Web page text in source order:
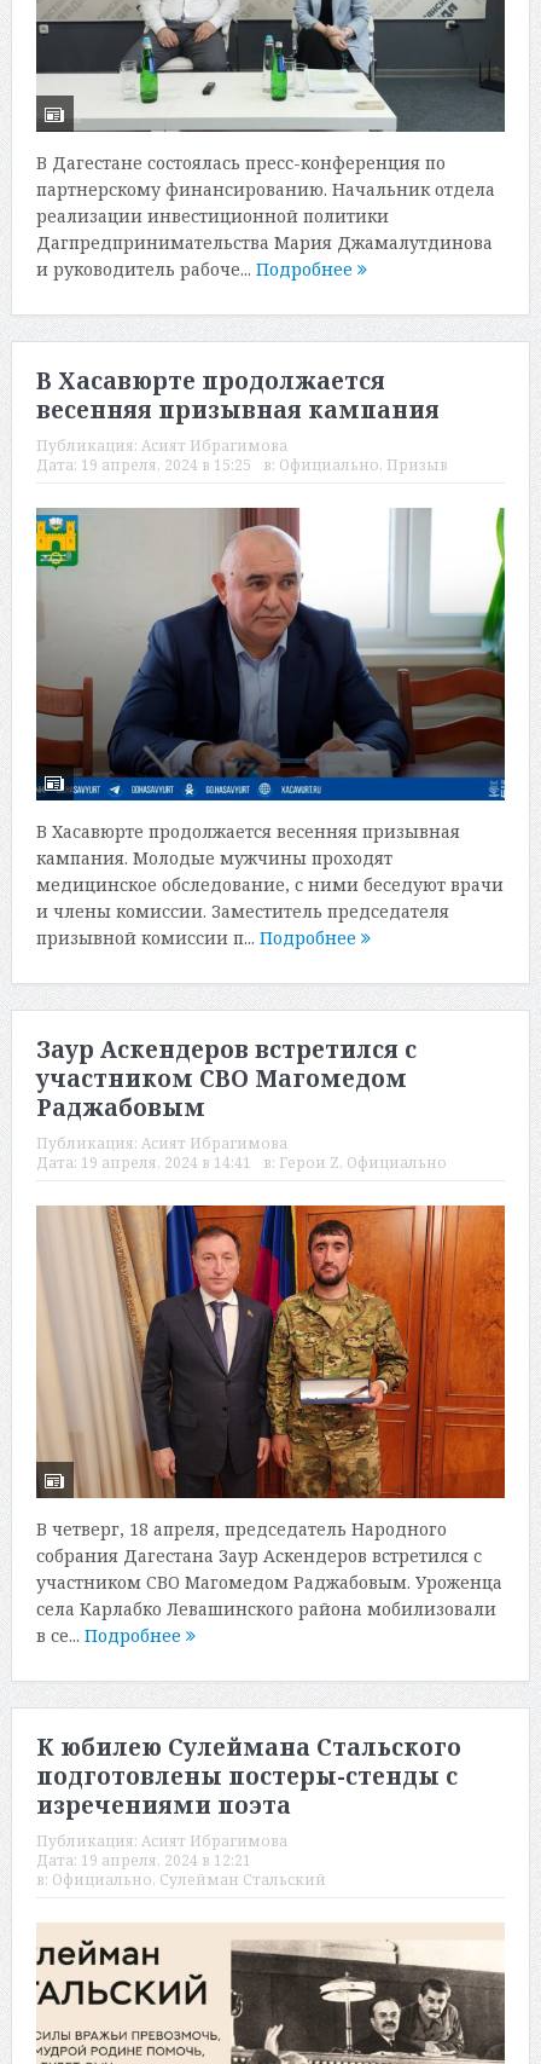
В Дагестане состоялась пресс-конференция по
партнерскому финансированию. Начальник отдела
реализации инвестиционной политики
Дагпредпринимательства Мария Джамалутдинова
и руководитель рабоче... Подробнее
В Хасавюрте продолжается
весенняя призывная кампания
Публикация: Асият Ибрагимова
Дата: 19 апреля, 2024 в 15:25 в: Официально, Призыв
В Хасавюрте продолжается весенняя призывная
кампания. Молодые мужчины проходят
медицинское обследование, с ними беседуют врачи
и члены комиссии. Заместитель председателя
призывной комиссии п... Подробнее
Заур Аскендеров встретился с
участником СВО Магомедом
Раджабовым
Публикация: Асият Ибрагимова
Дата: 19 апреля, 2024 в 14:41 в: Герои Z, Официально
В четверг, 18 апреля, председатель Народного
собрания Дагестана Заур Аскендеров встретился с
участником СВО Магомедом Раджабовым. Уроженца
села Карлабко Левашинского района мобилизовали
в се... Подробнее
К юбилею Сулеймана Стальского
подготовлены постеры-стенды с
изречениями поэта
Публикация: Асият Ибрагимова
Дата: 19 апреля, 2024 в 12:21
в: Официально, Сулейман Стальский